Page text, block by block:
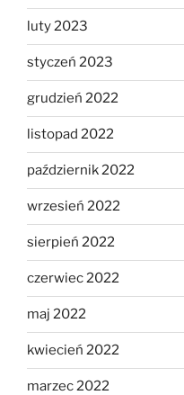
luty 2023
styczeń 2023
grudzień 2022
listopad 2022
październik 2022
wrzesień 2022
sierpień 2022
czerwiec 2022
maj 2022
kwiecień 2022
marzec 2022